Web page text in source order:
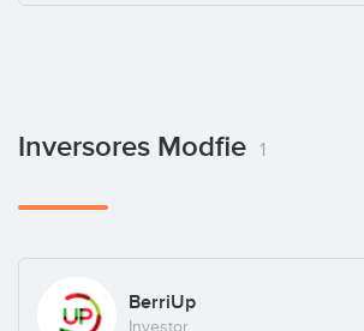
Inversores Modfie 1
BerriUp
Investor